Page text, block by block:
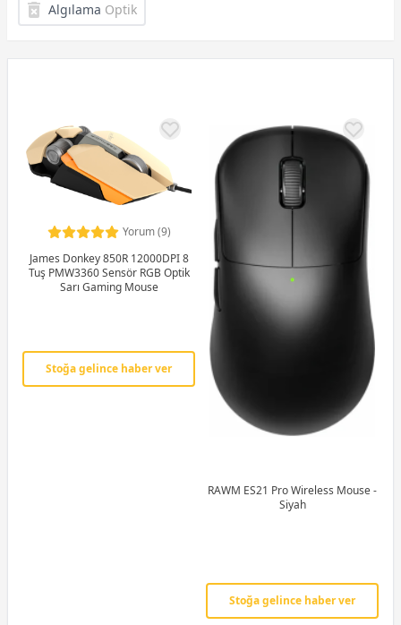
Algılama Optik
Yorum (9)
James Donkey 850R 12000DPI 8
Tuş PMW3360 Sensör RGB Optik
Sarı Gaming Mouse
Stoğa gelince haber ver
RAWM ES21 Pro Wireless Mouse -
Siyah
Stoğa gelince haber ver